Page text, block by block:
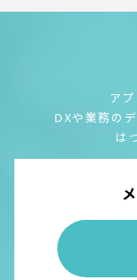
ア
DXや業務の
は